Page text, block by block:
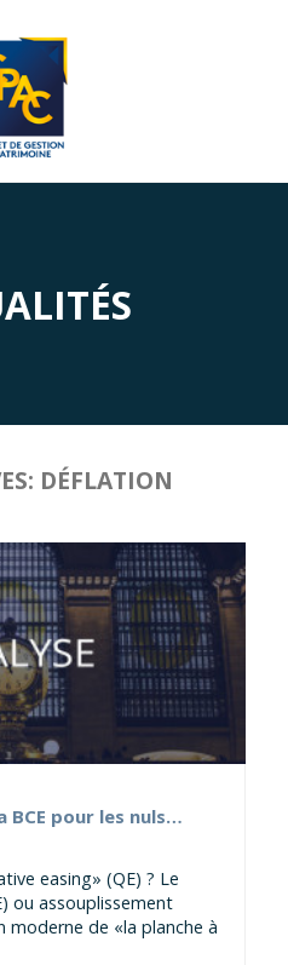
DÉFLATION
BCE pour les nuls…
easing» (QE) ? Le
ou assouplissement
moderne de «la planche à